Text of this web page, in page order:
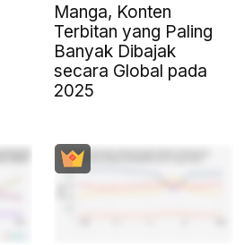
Manga, Konten
Terbitan yang Paling
Banyak Dibajak
secara Global pada
2025